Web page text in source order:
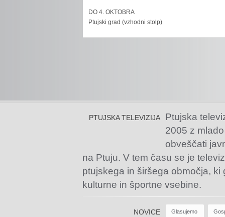
DO 4. OKTOBRA
Ptujski grad (vzhodni stolp)
PTUJSKA TELEVIZIJA
Ptujska
2005 z
obveščati
na Ptuju. V tem času se je
ptujskega in širšega območja,
kulturne in športne vsebine.
NOVICE Glasujemo